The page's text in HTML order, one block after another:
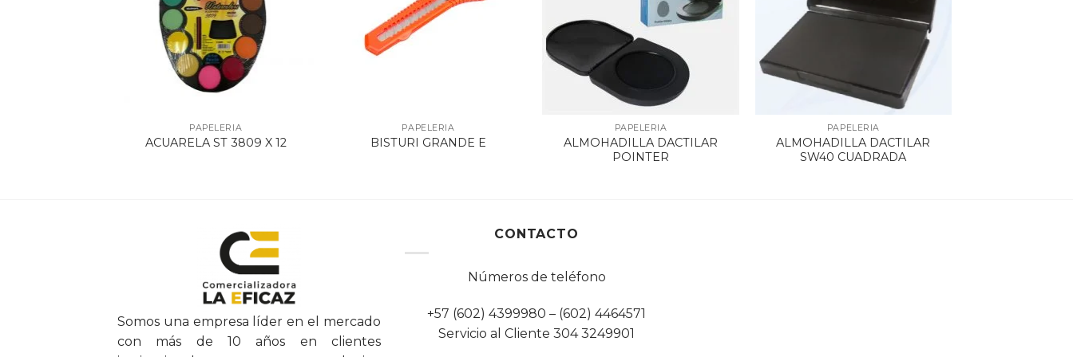
PAPELERIA
ACUARELA ST 3809 X 12
PAPELERIA
BISTURI GRANDE E
PAPELERIA
ALMOHADILLA DACTILAR
POINTER
PAPELERIA
ALMOHADILLA DACTILAR
SW40 CUADRADA
Somos una empresa líder en el mercado
con más de 10 años en clientes
CONTACTO
Números de teléfono
+57 (602) 4399980 – (602) 4464571
Servicio al Cliente 304 3249901